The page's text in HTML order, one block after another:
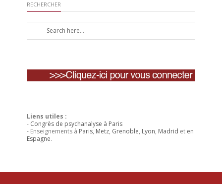
RECHERCHER
Liens utiles :
- Congrès de psychanalyse à Paris
- Enseignements à Paris, Metz, Grenoble, Lyon, Madrid et en
Espagne.